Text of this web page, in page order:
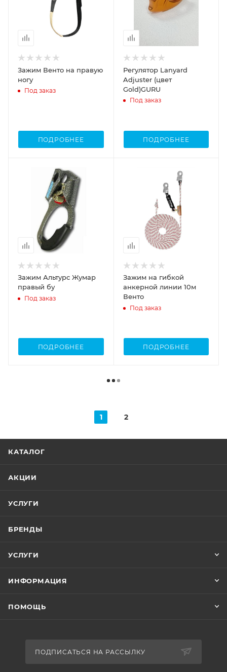
Зажим Венто на правую
ногу
Под заказ
ПОДРОБНЕЕ
Регулятор Lanyard
Adjuster (цвет
Gold)GURU
Под заказ
ПОДРОБНЕЕ
Зажим Альтурс Жумар
правый бу
Под заказ
ПОДРОБНЕЕ
Зажим на гибкой
анкерной линии 10м
Венто
Под заказ
ПОДРОБНЕЕ
1 2
КАТАЛОГ
АКЦИИ
УСЛУГИ
БРЕНДЫ
УСЛУГИ
ИНФОРМАЦИЯ
ПОМОЩЬ
ПОДПИСАТЬСЯ НА РАССЫЛКУ